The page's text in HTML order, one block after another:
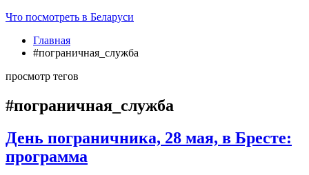
Что посмотреть в Беларуси
Главная
#пограничная_служба
просмотр тегов
#пограничная_служба
День пограничника, 28 мая, в Бресте:
программа